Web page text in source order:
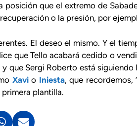
posición que el extremo de
o la presión, por
El deseo el mismo. Y el
que Tello acabará cedido o
que Sergi Roberto está
Xavio Iniesta, que recordemos,
plantilla.